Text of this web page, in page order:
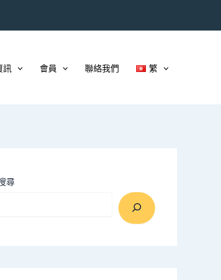
訊 會員 聯絡我們 繁
尋